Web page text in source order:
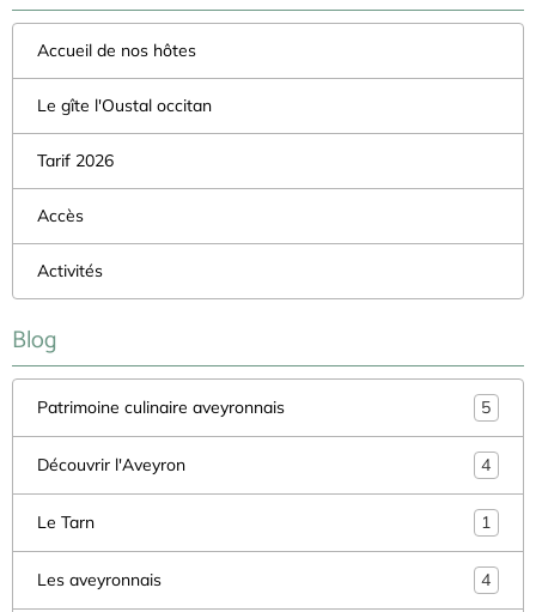
Accueil de nos hôtes
Le gîte l'Oustal occitan
Tarif 2026
Accès
Activités
Blog
Patrimoine culinaire aveyronnais 5
Découvrir l'Aveyron 4
Le Tarn 1
Les aveyronnais 4